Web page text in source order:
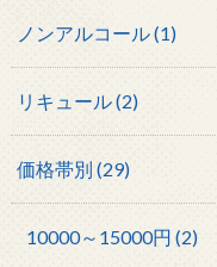
ノンアルコール(1)
リキュール(2)
価格帯別 (29)
10000～15000円 (2)